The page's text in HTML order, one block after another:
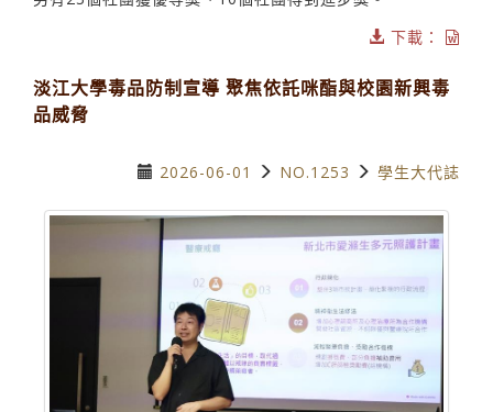
下載：
淡江大學毒品防制宣導 聚焦依託咪酯與校園新興毒
品威脅
2026-06-01 NO.1253 學生大代誌